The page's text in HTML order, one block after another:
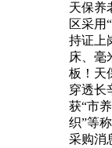
天保养
区采用
持证上
床、毫
板！天
穿透长
获“市
织”等
采购消